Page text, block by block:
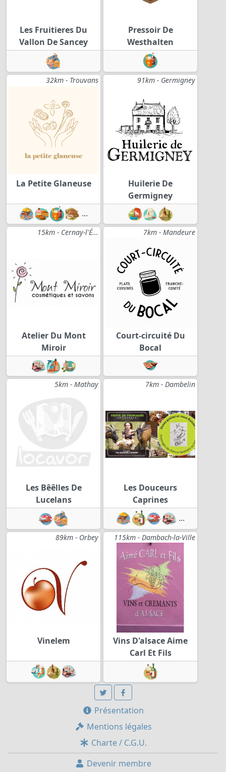
Les Fruitieres Du
Vallon De Sancey
Pressoir De
Westhalten
32km - Trouvans
La Petite Glaneuse
...
91km - Germigney
Huilerie De
Germigney
15km - Cernay-l'É...
Atelier Du Mont
Miroir
7km - Mandeure
Court-circuité Du
Bocal
5km - Mathay
Les Bêêlles De
Lucelans
7km - Dambelin
Les Douceurs
Caprines
...
89km - Orbey
Vinelem
115km - Dambach-la-Ville
Vins D'alsace Aime
Carl Et Fils
Présentation
Mentions légales
Charte / C.G.U.
Devenir membre